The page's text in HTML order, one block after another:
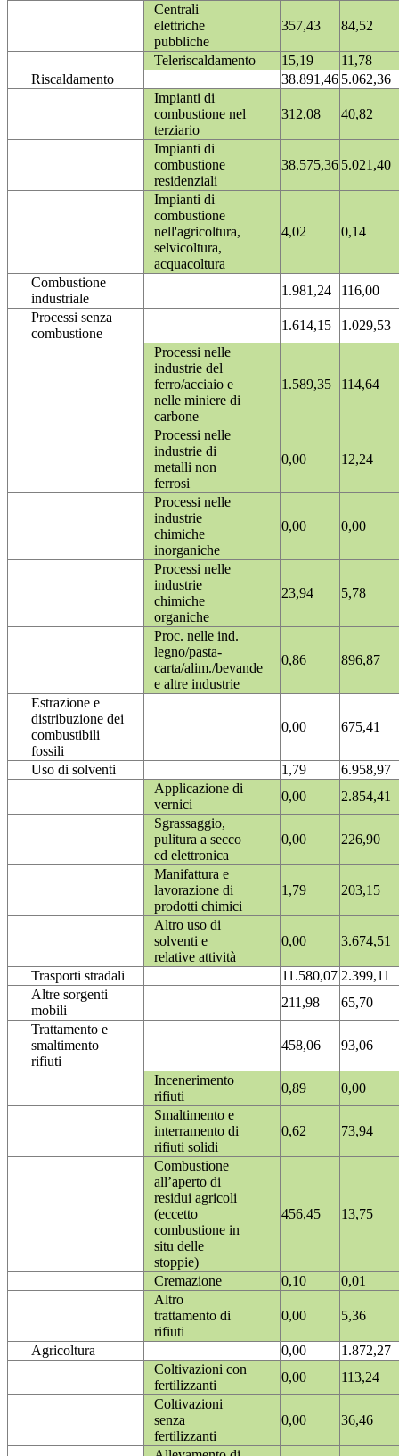
Centrali
elettriche
pubbliche
357,43 84,52
Teleriscaldamento 15,19
11,78
Riscaldamento
38.891,46 5.062,36
Impianti di
combustione nel
terziario
312,08 40,82
Impianti di
combustione
residenziali
38.575,36 5.021,40
Impianti di
combustione
nell'agricoltura,
selvicoltura,
acquacoltura
4,02 0,14
Combustione
industriale
1.981,24
116,00
Processi senza
combustione
1.614,15
1.029,53
Processi nelle
industrie del
ferro/acciaio e
nelle miniere di
carbone
1.589,35 114,64
Processi nelle
industrie di
metalli non
ferrosi
0,00 12,24
Processi nelle
industrie
chimiche
inorganiche
0,00 0,00
Processi nelle
industrie
chimiche
organiche
23,94 5,78
Proc. nelle ind.
legno/pasta-
carta/alim./bevande
e altre industrie
0,86 896,87
Estrazione e
distribuzione dei
combustibili
fossili
0,00 675,41
Uso di solventi 1,79
6.958,97
Applicazione di
vernici
0,00
2.854,41
Sgrassaggio,
pulitura a secco
ed elettronica
0,00 226,90
Manifattura e
lavorazione di
prodotti chimici
1,79 203,15
Altro uso di
solventi e
relative attività
0,00 3.674,51
Trasporti stradali 11.580,07 2.399,11
Altre sorgenti
mobili
211,98
65,70
Trattamento e
smaltimento
rifiuti
458,06 93,06
Incenerimento
rifiuti
0,89
0,00
Smaltimento e
interramento di
rifiuti solidi
0,62 73,94
Combustione
all’aperto di
residui agricoli
(eccetto
combustione in
situ delle
stoppie)
456,45 13,75
Cremazione 0,10
0,01
Altro
trattamento di
rifiuti
0,00 5,36
Agricoltura 0,00
1.872,27
Coltivazioni con
fertilizzanti
0,00
113,24
Coltivazioni
senza
fertilizzanti
0,00 36,46